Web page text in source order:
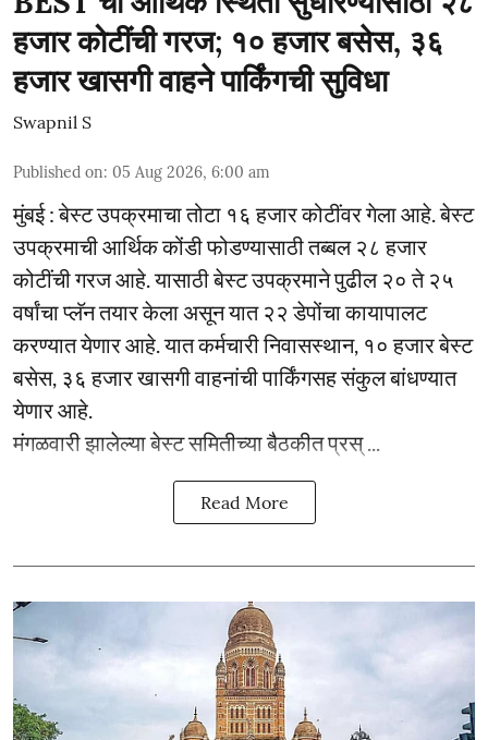
हजार कोटींची गरज; १० हजार बसेस, ३६
हजार खासगी वाहने पार्किंगची सुविधा
Swapnil S
Published on: 05 Aug 2026, 6:00 am
मुंबई : बेस्ट उपक्रमाचा तोटा १६ हजार कोटींवर गेला आहे. बेस्ट
उपक्रमाची आर्थिक कोंडी फोडण्यासाठी तब्बल २८ हजार
कोटींची गरज आहे. यासाठी बेस्ट उपक्रमाने पुढील २० ते २५
वर्षांचा प्लॅन तयार केला असून यात २२ डेपोंचा कायापालट
करण्यात येणार आहे. यात कर्मचारी निवासस्थान, १० हजार बेस्ट
बसेस, ३६ हजार खासगी वाहनांची पार्किंगसह संकुल बांधण्यात
येणार आहे.
मंगळवारी झालेल्या बेस्ट समितीच्या बैठकीत प्रस् ...
Read More